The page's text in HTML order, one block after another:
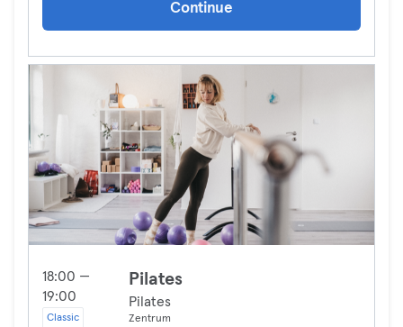
Continue
18:00 —
19:00
Classic
Pilates
Pilates
Zentrum